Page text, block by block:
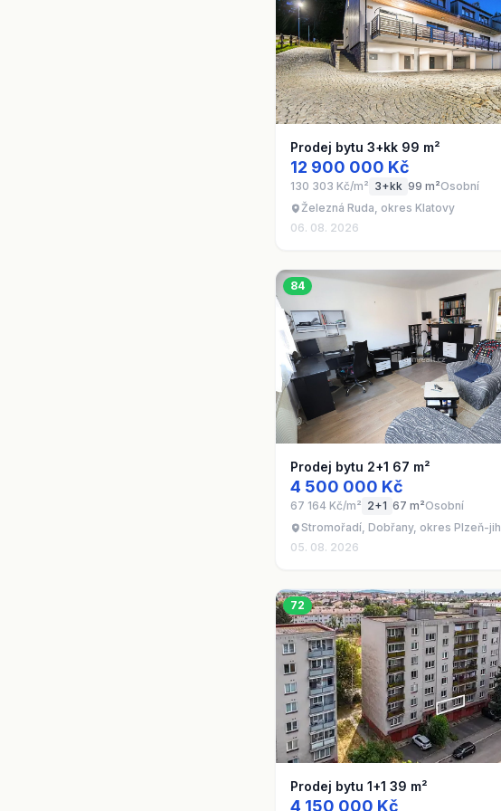
Prodej bytu 3+kk 99 m²
12 900 000 Kč
130 303 Kč/m² 3+kk 99 m²Osobní
Železná Ruda, okres Klatovy
06. 08. 2026
84
Prodej bytu 2+1 67 m²
4 500 000 Kč
67 164 Kč/m² 2+1 67 m²Osobní
Stromořadí, Dobřany, okres Plzeň-jih
05. 08. 2026
72
Prodej bytu 1+1 39 m²
4 150 000 Kč